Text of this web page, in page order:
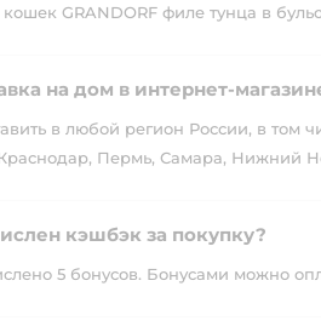
GRANDORF филе тунца в
на дом в интернет-
в любой регион России, в том
Пермь, Самара, Нижний
кэшбэк за покупку?
5 бонусов. Бонусами можно